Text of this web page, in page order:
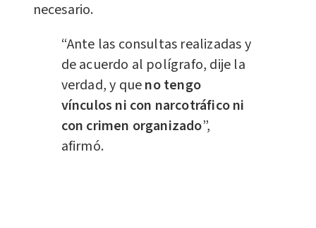
necesario.
“Ante las consultas realizadas y
de acuerdo al polígrafo, dije la
verdad, y queno tengo
vínculos ni con narcotráfico ni
con crimen organizado”,
afirmó.